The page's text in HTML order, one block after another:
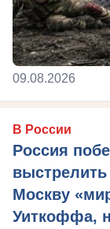
09.08.2026
В России
Россия
Москву
Уиткоффа,